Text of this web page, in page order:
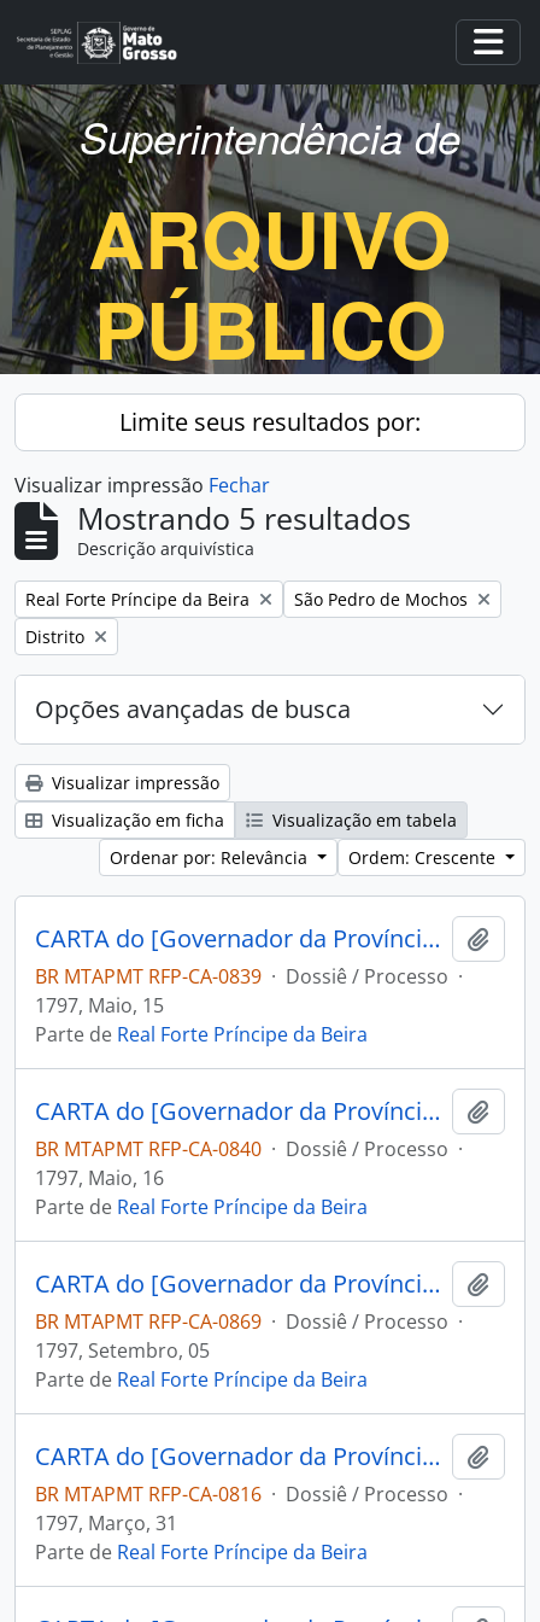
Skip to main content
Superintendência de
ARQUIVO
PÚBLICO
Limite seus resultados por:
Visualizar impressão Fechar
Mostrando 5 resultados
Descrição arquivística
Remover filtro:
Real Forte Príncipe da Beira Remover filtro:
São Pedro de Mochos
Remover filtro:
Distrito
Opções avançadas de busca
Visualizar impressão
Visualização em ficha
Visualização em tabela
Ordenar por: Relevância
Ordem: Crescente
CARTA do [Governador da Província de Mochos] Miguel Zamora Freviño Nassare Manrique de Lara ao Capitão Engenheiro e Comandante do Forte Príncipe da Beira Jose Pinheiro de Lacerda.
BR MTAPMT RFP-CA-0839 · Dossiê / Processo ·
1797, Maio, 15
Parte de Real Forte Príncipe da Beira
CARTA do [Governador da Província de Mochos] Miguel Zamora Freviño Nassare Manrique de Lara ao Capitão Engenheiro e Comandante do Forte Príncipe da Beira Jose Pinheiro de Lacerda.
BR MTAPMT RFP-CA-0840 · Dossiê / Processo ·
1797, Maio, 16
Parte de Real Forte Príncipe da Beira
CARTA do [Governador da Província de Mochos] Miguel Zamora Ferviño Nassare Manrique de Lara ao Comandante do Forte Príncipe da Beira [José Manoel Cardoso da Cunha].
BR MTAPMT RFP-CA-0869 · Dossiê / Processo ·
1797, Setembro, 05
Parte de Real Forte Príncipe da Beira
CARTA do [Governador da Província de Mochos] Miguel [Zamora Freviño Nassare Manrique de Lara] ao Comandante do Forte Príncipe da Beira José Pinheiro de Lacerda.
BR MTAPMT RFP-CA-0816 · Dossiê / Processo ·
1797, Março, 31
Parte de Real Forte Príncipe da Beira